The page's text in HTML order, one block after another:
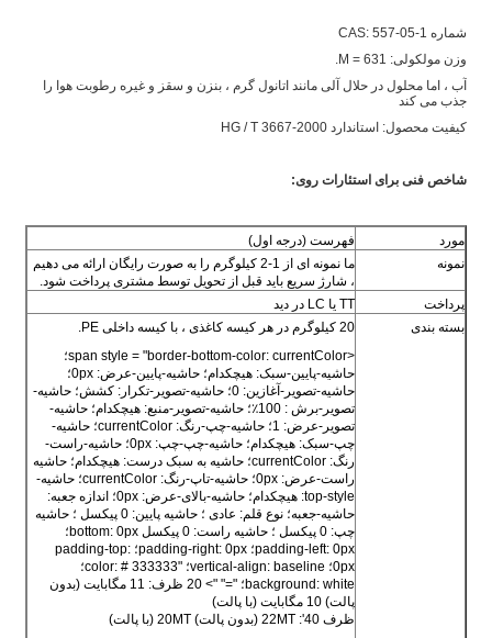
شماره CAS: 557-05-1
وزن مولکولی: M = 631.
آب ، اما محلول در حلال آلی مانند اتانول گرم ، بنزن و سقز و غیره رطوبت هوا را
جذب می کند
کیفیت محصول: استاندارد HG / T 3667-2000
شاخص فنی برای استئارات روی:
مورد
فهرست (درجه اول)
نمونه
ما نمونه ای از 1-2 کیلوگرم را به صورت رایگان ارائه می دهیم
، شارژ سریع باید قبل از تحویل توسط مشتری پرداخت شود.
پرداخت
TT یا LC در دید
بسته بندی
20 کیلوگرم در هر کیسه کاغذی ، با کیسه داخلی PE.
<span style = "border-bottom-color: currentColor؛
حاشیه-پایین-سبک: هیچکدام؛ حاشیه-پایین-عرض: 0px؛
حاشیه-تصویر-آغازین: 0؛ حاشیه-تصویر-تکرار: کشش؛ حاشیه-
تصویر-برش : 100٪؛ حاشیه-تصویر-منبع: هیچکدام؛ حاشیه-
تصویر-عرض: 1؛ حاشیه-چپ-رنگ: currentColor؛ حاشیه-
چپ-سبک: هیچکدام؛ حاشیه-چپ-چپ: 0px؛ حاشیه-راست-
رنگ: currentColor؛ حاشیه به سبک درست: هیچکدام؛ حاشیه
راست-عرض: 0px؛ حاشیه-تاپ-رنگ: currentColor؛ حاشیه-
top-style: هیچکدام؛ حاشیه-بالای-عرض: 0px؛ اندازه جعبه:
حاشیه-جعبه؛ نوع قلم: عادی ؛ حاشیه پایین: 0 پیکسل ؛ حاشیه
چپ: 0 پیکسل ؛ حاشیه راست: 0 پیکسل bottom: 0px؛
padding-left: 0px؛ padding-right: 0px؛ padding-top:
0px؛ vertical-align: baseline؛ "color: # 333333؛
background: white؛ "=" "> 20 ظرف: 11 مگابایت (بدون
پالت) 10 مگابایت (با پالت)
ظرف 40': 22MT (بدون پالت) 20MT (با پالت)